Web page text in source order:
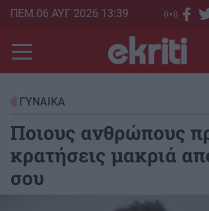
Skip
main
content
ΠΕΜ.06 ΑΥΓ 2026 13:39
ΓΥΝΑΙΚΑ
Ποιους ανθρώπους
κρατήσεις μακριά
σου